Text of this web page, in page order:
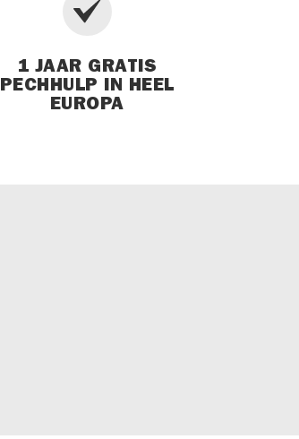
1 JAAR GRATIS
PECHHULP IN HEEL
EUROPA